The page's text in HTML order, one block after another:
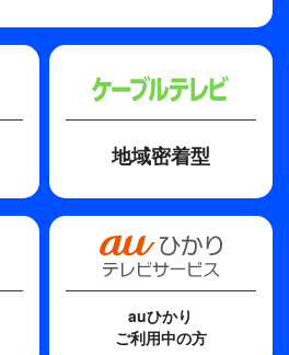
地域密着型
auひかり
ご利用中の方